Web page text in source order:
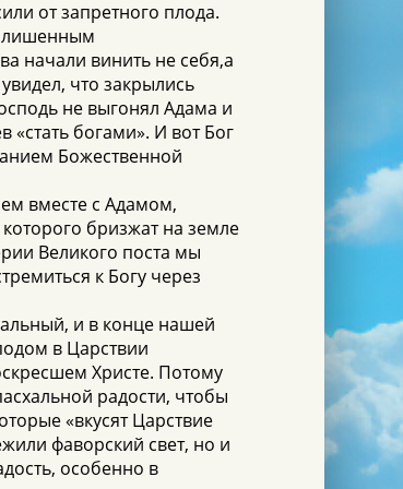
от запретного плода.
лишенным
начали винить не себя,а
что закрылись
не выгонял Адама и
«стать богами». И вот Бог
Божественной
вместе с Адамом,
бризжат на земле
Великого поста мы
к Богу через
и в конце нашей
в Царствии
Христе. Потому
радости, чтобы
«вкусят Царствие
фаворский свет, но и
особенно в